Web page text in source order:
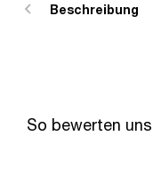
Beschreibung
So bewerten